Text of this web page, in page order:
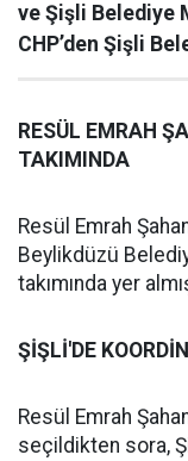
ve Şişli Belediye
CHP’den Şişli
RESÜL EMRAH
TAKIMINDA
Resül Emrah
Beylikdüzü
takımında yer
ŞİŞLİ'DE
Resül Emrah
seçildikten sora,